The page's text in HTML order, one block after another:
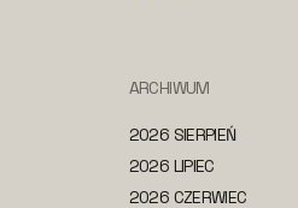
ARCHIWUM
2026 SIERPIEŃ
2026 LIPIEC
2026 CZERWIEC